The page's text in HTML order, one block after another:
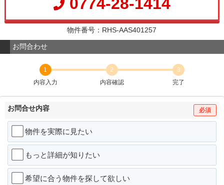
0774-28-1414
物件番号：RHS-AAS401257
お問合わせ
1
内容入力
2
内容確認
3
完了
お問合せ内容 必須
物件を実際に見たい
もっと詳細が知りたい
希望に合う物件を探して欲しい